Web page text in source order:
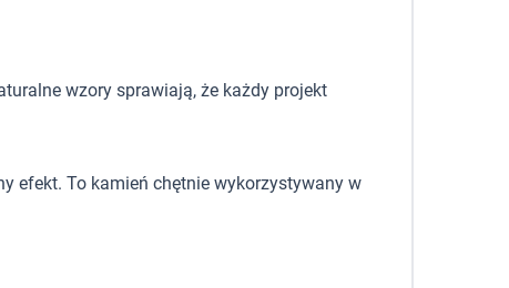
wzory sprawiają, że każdy projekt
efekt. To kamień chętnie wykorzystywany w